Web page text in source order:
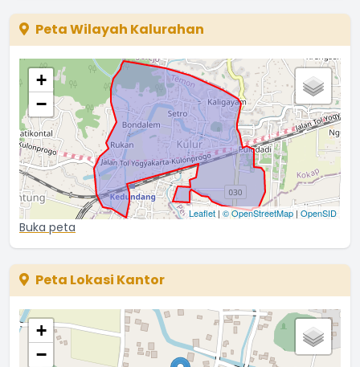
Makanan tsb tetap ngangenin kita kita yg ada di
perantauan.
...selengkapnya
Tyas
19 Mei 2021 22:53:56
Saya mau bergabung dengan komunitas peduli stroke
...selengkapnya
NURAINI
02 Maret 2021 11:47:25
...selengkapnya
Hilarius
23 Januari 2021 08:14:37
Peta Wilayah Kalurahan
+
−
Leaflet | © OpenStreetMap | OpenSID
Buka peta
Peta Lokasi Kantor
+
−